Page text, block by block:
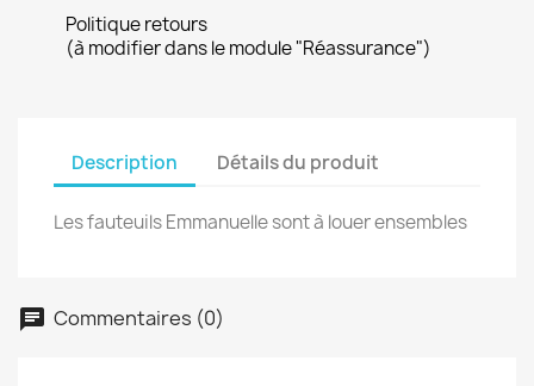
Politique retours
(à modifier dans le module "Réassurance")
Description Détails du produit
Les fauteuils Emmanuelle sont à louer ensembles
Commentaires (0)